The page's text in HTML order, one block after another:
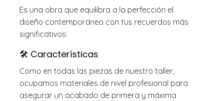
Es una obra que equilibra a la perfección el
diseño contemporáneo con tus recuerdos más
significativos:
🛠️ Características
Como en todas las piezas de nuestro taller,
ocupamos materiales de nivel profesional para
asegurar un acabado de primera y máxima